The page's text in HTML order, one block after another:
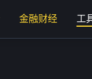
金融财经 工